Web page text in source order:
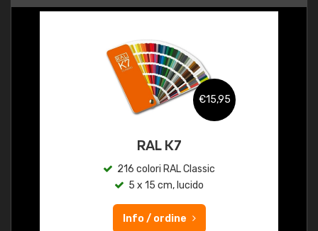
€15,95
RAL K7
216 colori RAL Classic
5 x 15 cm, lucido
Info / ordine